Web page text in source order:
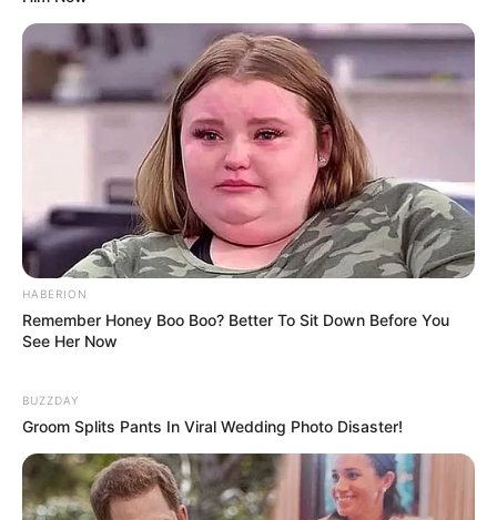
8 Kata Lucu Seputar Malam
Minggu ala Jomblo yang Bikin
Ngenes
10 Desain Kanopi Tempat
HABERION
Remember Honey Boo Boo? Better To Sit Down Before You
See Her Now
BUZZDAY
Groom Splits Pants In Viral Wedding Photo Disaster!